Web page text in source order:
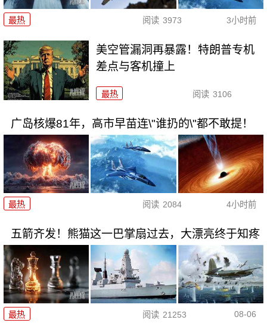
最热 阅读 3973 3小时前
美空管漏洞再暴露！特朗普专机
差点与客机撞上
最热 阅读 3106
广岛核爆81年，高市早苗连\"谁扔的\"都不敢提！
最热 阅读 2084 4小时前
五箭齐发！熊猫这一巴掌扇过去，大漂亮终于知疼
最热 阅读 21253 08-06